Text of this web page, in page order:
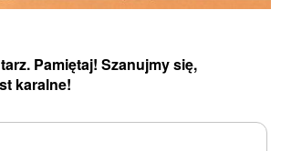
Pamiętaj! Szanujmy się,
karalne!